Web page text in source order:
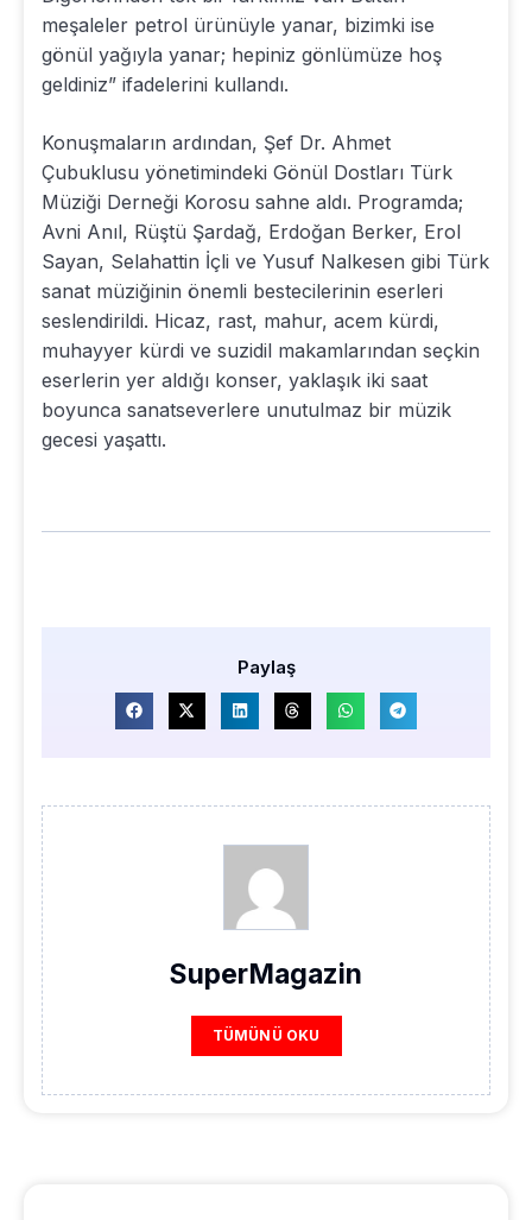
meşaleler petrol ürünüyle yanar, bizimki ise
gönül yağıyla yanar; hepiniz gönlümüze hoş
geldiniz” ifadelerini kullandı.
Konuşmaların ardından, Şef Dr. Ahmet
Çubuklusu yönetimindeki Gönül Dostları Türk
Müziği Derneği Korosu sahne aldı. Programda;
Avni Anıl, Rüştü Şardağ, Erdoğan Berker, Erol
Sayan, Selahattin İçli ve Yusuf Nalkesen gibi Türk
sanat müziğinin önemli bestecilerinin eserleri
seslendirildi. Hicaz, rast, mahur, acem kürdi,
muhayyer kürdi ve suzidil makamlarından seçkin
eserlerin yer aldığı konser, yaklaşık iki saat
boyunca sanatseverlere unutulmaz bir müzik
gecesi yaşattı.
Paylaş
SuperMagazin
TÜMÜNÜ OKU